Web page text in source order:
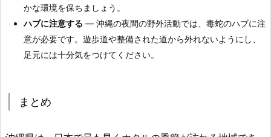
かな環境を保ちましょう。
ハブに注意する — 沖縄の夜間の野外活動では、毒蛇のハブに注
意が必要です。遊歩道や整備された道から外れないようにし、
足元には十分気をつけてください。
まとめ